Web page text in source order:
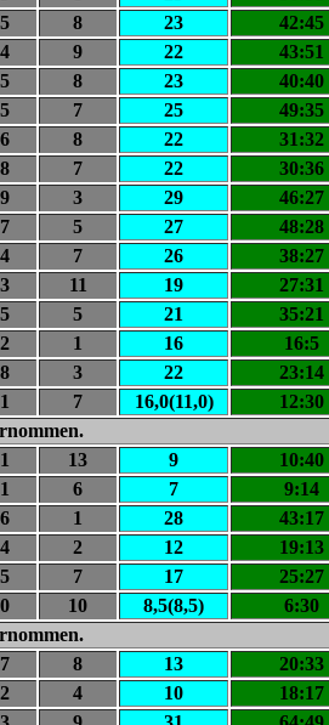
5 8 23 42:45
4 9 22 43:51
5 8 23 40:40
5 7 25 49:35
6 8 22 31:32
8 7 22 30:36
9 3 29 46:27
7 5 27 48:28
4 7 26 38:27
3 11 19 27:31
5 5 21 35:21
2 1 16 16:5
8 3 22 23:14
1 7 16,0(11,0) 12:30
1 13 9 10:40
1 6 7 9:14
6 1 28 43:17
4 2 12 19:13
5 7 17 25:27
0 10 8,5(8,5) 6:30
7 8 13 20:33
2 4 10 18:17